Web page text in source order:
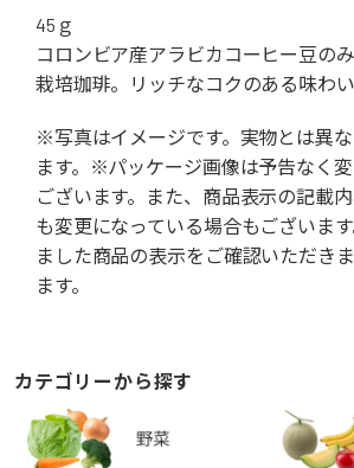
45ｇ
コロンビア産アラビカコーヒー豆の
栽培珈琲。リッチなコクのある味わい
※写真はイメージです。実物とは異
ます。※パッケージ画像は予告なく
ございます。また、商品表示の記載
も変更になっている場合もございま
ました商品の表示をご確認いただき
ます。
カテゴリーから探す